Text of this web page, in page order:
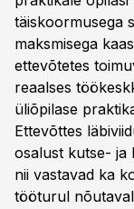
täiskoormusega
maksmisega
ettevõtetes
reaalses
üliõpilase
Ettevõttes
osalust kutse- ja
nii vastavad ka
tööturul